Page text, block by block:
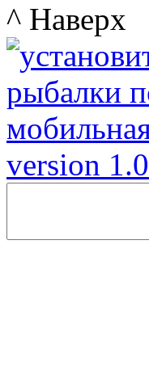
^ Наверх
version 1.0